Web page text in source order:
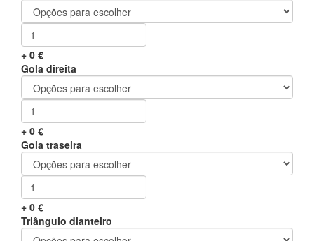
+ 0 €
Gola direita
+ 0 €
Gola traseira
+ 0 €
Triângulo dianteiro